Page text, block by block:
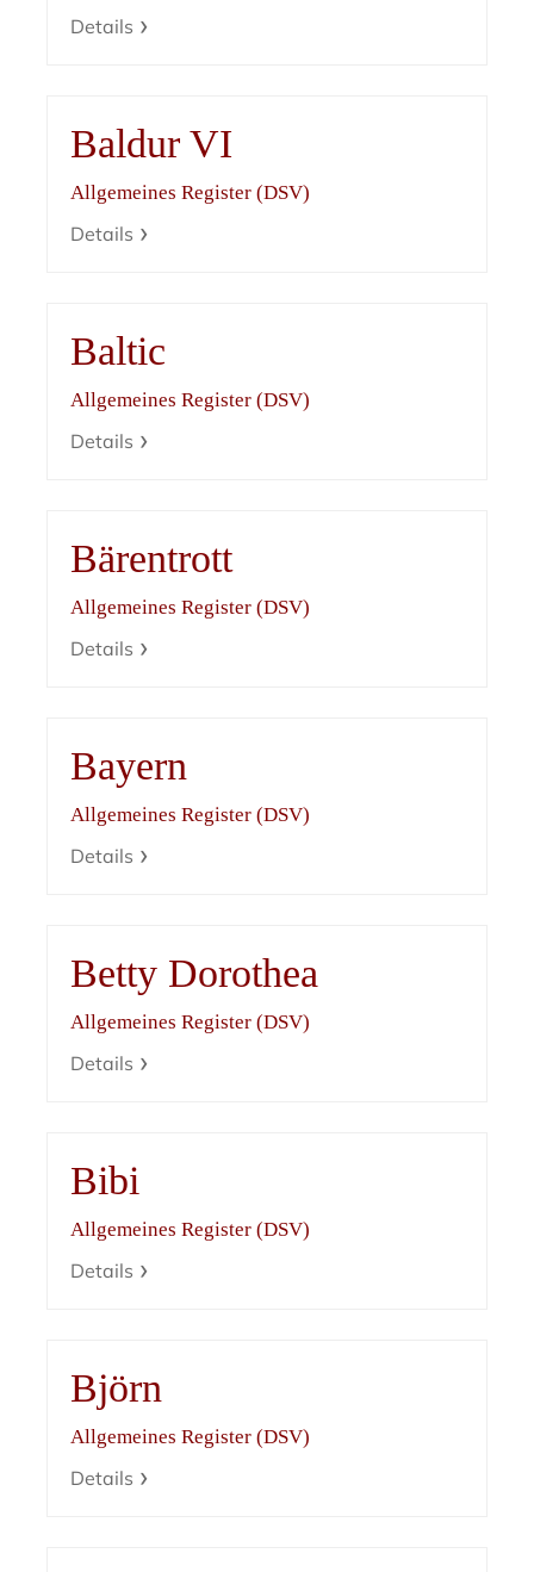
Details
Baldur VI
Allgemeines Register (DSV)
Details
Baltic
Allgemeines Register (DSV)
Details
Bärentrott
Allgemeines Register (DSV)
Details
Bayern
Allgemeines Register (DSV)
Details
Betty Dorothea
Allgemeines Register (DSV)
Details
Bibi
Allgemeines Register (DSV)
Details
Björn
Allgemeines Register (DSV)
Details